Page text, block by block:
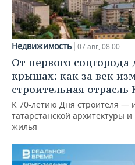
Недвижимость 07 авг, 08:00
От первого соцгорода
крышах: как за век
строительная отрасль
К 70-летию Дня строителя —
татарстанской архитектуры
жилья